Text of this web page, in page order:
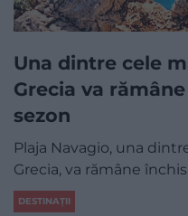
Una dintre cele
Grecia va
sezon
Plaja Navagio, una
Grecia, va rămâne
DESTINAȚII